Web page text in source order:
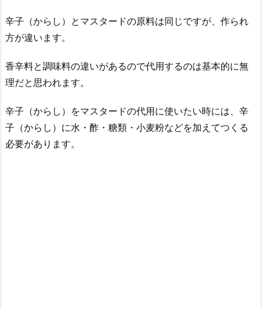
辛子（からし）とマスタードの原料は同じですが、作られ
方が違います。
香辛料と調味料の違いがあるので代用するのは基本的に無
理だと思われます。
辛子（からし）をマスタードの代用に使いたい時には、辛
子（からし）に水・酢・糖類・小麦粉などを加えてつくる
必要があります。